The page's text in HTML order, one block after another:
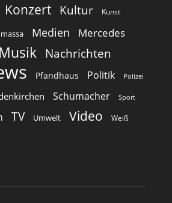
Konzert Kultur Kunst
massa Medien Mercedes
Musik Nachrichten
Pfandhaus Politik Polizei
Schumacher Sport
TV Umwelt Video Weiß